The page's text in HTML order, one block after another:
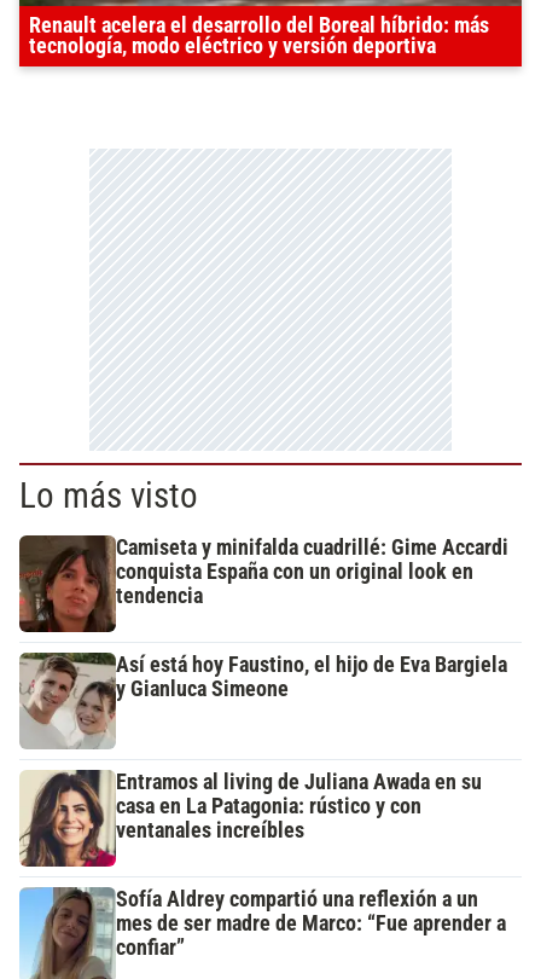
Renault acelera el desarrollo del Boreal híbrido: más
tecnología, modo eléctrico y versión deportiva
Lo más visto
Camiseta y minifalda cuadrillé: Gime Accardi
conquista España con un original look en
tendencia
Así está hoy Faustino, el hijo de Eva Bargiela
y Gianluca Simeone
Entramos al living de Juliana Awada en su
casa en La Patagonia: rústico y con
ventanales increíbles
Sofía Aldrey compartió una reflexión a un
mes de ser madre de Marco: “Fue aprender a
confiar”